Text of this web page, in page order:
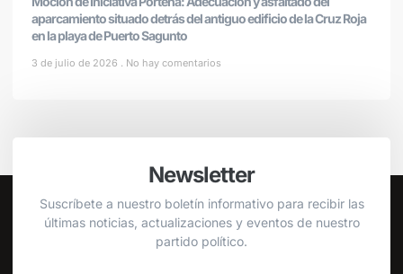
aparcamiento situado detrás del antiguo edificio de la Cruz Roja
en la playa de Puerto Sagunto
3 de julio de 2026 No hay comentarios
Newsletter
Suscríbete a nuestro boletín informativo para recibir las
últimas noticias, actualizaciones y eventos de nuestro
partido político.